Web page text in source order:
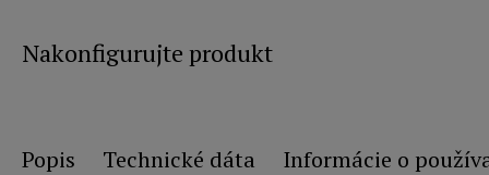
Nakonfigurujte produkt
Popis Technické dáta Informácie o